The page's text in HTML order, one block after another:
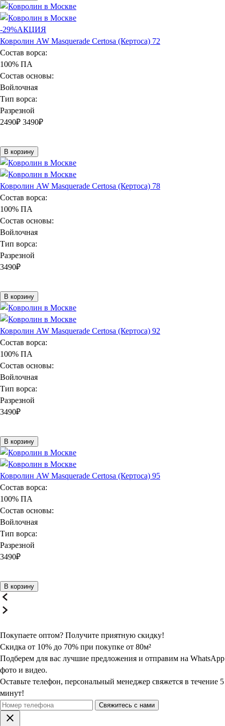
-29%АКЦИЯ
Ковролин AW Masquerade Certosa (Кертоса) 72
Состав ворса:
100% ПА
Состав основы:
Войлочная
Тип ворса:
Разрезной
2490₽ 3490₽
В корзину
Ковролин AW Masquerade Certosa (Кертоса) 78
Состав ворса:
100% ПА
Состав основы:
Войлочная
Тип ворса:
Разрезной
3490₽
В корзину
Ковролин AW Masquerade Certosa (Кертоса) 92
Состав ворса:
100% ПА
Состав основы:
Войлочная
Тип ворса:
Разрезной
3490₽
В корзину
Ковролин AW Masquerade Certosa (Кертоса) 95
Состав ворса:
100% ПА
Состав основы:
Войлочная
Тип ворса:
Разрезной
3490₽
В корзину
Покупаете оптом? Получите приятную скидку!
Скидка от 10% до 70% при покупке от 80м²
Подберем для вас лучшие предложения и отправим на WhatsApp
фото и видео.
Оставьте телефон, персональный менеджер свяжется в течение 5
минут!
Свяжитесь с нами